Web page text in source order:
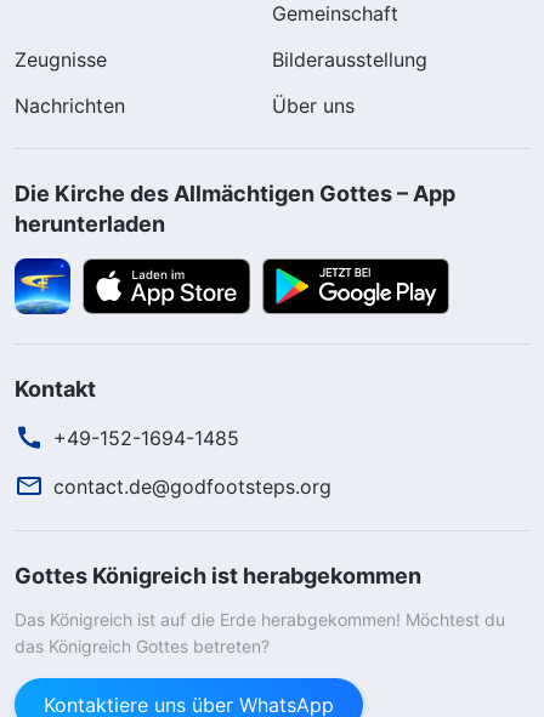
Gemeinschaft
Zeugnisse
Bilderausstellung
Nachrichten
Über uns
Die Kirche des Allmächtigen Gottes – App
herunterladen
Kontakt
+49-152-1694-1485
contact.de@godfootsteps.org
Gottes Königreich ist herabgekommen
Das Königreich ist auf die Erde herabgekommen! Möchtest du
das Königreich Gottes betreten?
Kontaktiere uns über WhatsApp